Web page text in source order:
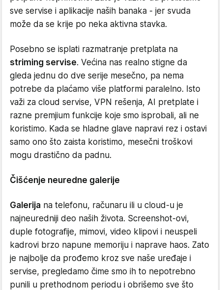
sve servise i aplikacije naših banaka - jer svuda
može da se krije po neka aktivna stavka.
Posebno se isplati razmatranje pretplata na
striming servise. Većina nas realno stigne da
gleda jednu do dve serije mesečno, pa nema
potrebe da plaćamo više platformi paralelno. Isto
važi za cloud servise, VPN rešenja, AI pretplate i
razne premjium funkcije koje smo isprobali, ali ne
koristimo. Kada se hladne glave napravi rez i ostavi
samo ono što zaista koristimo, mesečni troškovi
mogu drastično da padnu.
Čišćenje neuredne galerije
Galerija na telefonu, računaru ili u cloud-u je
najneuredniji deo naših života. Screenshot-ovi,
duple fotografije, mimovi, video klipovi i neuspeli
kadrovi brzo napune memoriju i naprave haos. Zato
je najbolje da prođemo kroz sve naše uređaje i
servise, pregledamo čime smo ih to nepotrebno
punili u prethodnom periodu i obrišemo sve što